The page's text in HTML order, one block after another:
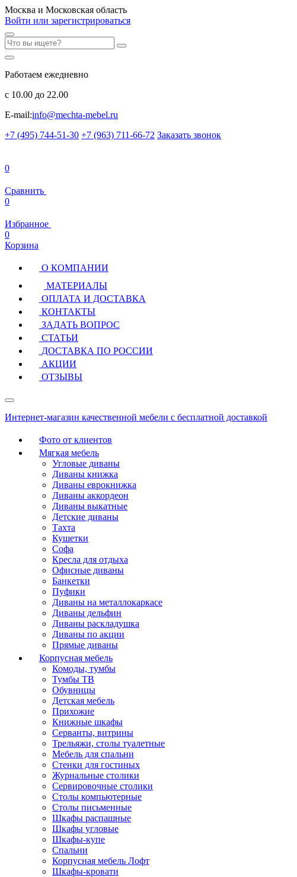
Москва и Московская область
Войти или зарегистрироваться
Работаем ежедневно
с 10.00 до 22.00
E-mail:info@mechta-mebel.ru
+7 (495) 744-51-30 +7 (963) 711-66-72 Заказать звонок
0
Сравнить
0
Избранное
0
Корзина
О КОМПАНИИ
МАТЕРИАЛЫ
ОПЛАТА И ДОСТАВКА
КОНТАКТЫ
ЗАДАТЬ ВОПРОС
СТАТЬИ
ДОСТАВКА ПО РОССИИ
АКЦИИ
ОТЗЫВЫ
Интернет-магазин качественной мебели с бесплатной доставкой
Фото от клиентов
Мягкая мебель
Угловые диваны
Диваны книжка
Диваны еврокнижка
Диваны аккордеон
Диваны выкатные
Детские диваны
Тахта
Кушетки
Софа
Кресла для отдыха
Офисные диваны
Банкетки
Пуфики
Диваны на металлокаркасе
Диваны дельфин
Диваны раскладушка
Диваны по акции
Прямые диваны
Корпусная мебель
Комоды, тумбы
Тумбы ТВ
Обувницы
Детская мебель
Прихожие
Книжные шкафы
Серванты, витрины
Трельяжи, столы туалетные
Мебель для спальни
Стенки для гостиных
Журнальные столики
Сервировочные столики
Столы компьютерные
Столы письменные
Шкафы распашные
Шкафы угловые
Шкафы-купе
Спальни
Корпусная мебель Лофт
Шкафы-кровати